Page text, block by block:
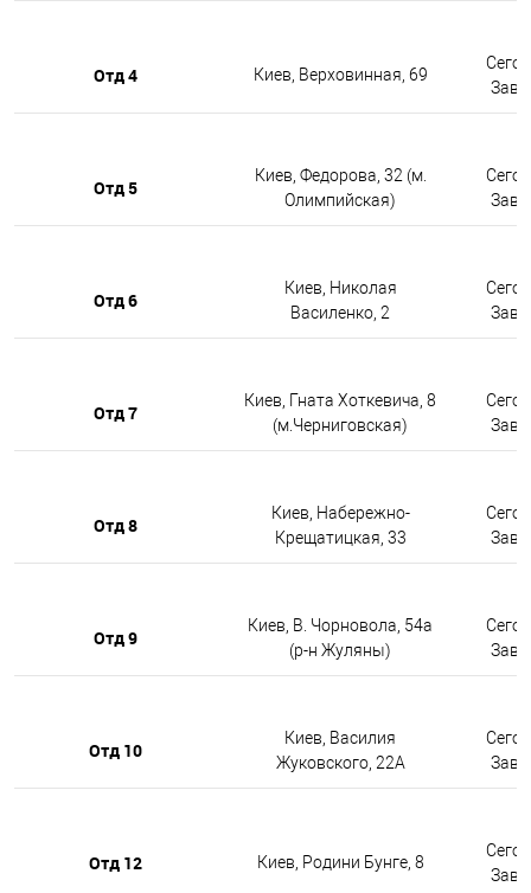
Отд 4 Киев, Верховинная, 69
Отд 5
Киев, Федорова, 32 (м.
Олимпийская)
Отд 6
Киев, Николая
Василенко, 2
Отд 7
Киев, Гната Хоткевича, 8
(м.Черниговская)
Отд 8
Киев, Набережно-
Крещатицкая, 33
Отд 9
Киев, В. Чорновола, 54а
(р-н Жуляны)
Отд 10
Киев, Василия
Жуковского, 22А
Отд 12 Киев, Родини Бунге, 8